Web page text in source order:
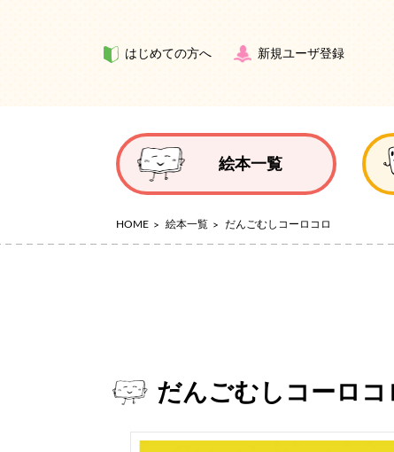
はじめての方へ 新規ユーザ登録
絵本一覧
HOME 絵本一覧 だんごむしコーロコロ
だんごむしコーロコ